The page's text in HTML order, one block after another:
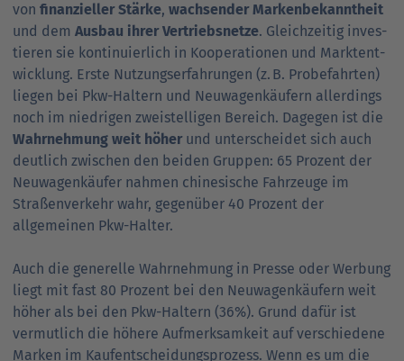
von finan­zieller Stärke, wachsender Marken­bekanntheit
und dem Ausbau ihrer Vertriebs­netze. Gleich­zeitig inves­
tieren sie kontinuierlich in Koopera­tionen und Markt­ent­
wick­lung. Erste Nutzungs­erfahrungen (z. B. Probe­fahrten)
liegen bei Pkw-Haltern und Neu­wagen­käufern allerdings
noch im niedrigen zwei­stelligen Bereich. Dagegen ist die
Wahr­nehmung weit höherund unter­scheidet sich auch
deut­lich zwischen den beiden Gruppen: 65 Prozent der
Neu­wagen­käufer nahmen chinesische Fahr­zeuge im
Straßen­verkehr wahr, gegen­über 40 Pro­zent der
allgemeinen Pkw-Halter.
Auch die generelle Wahr­nehmung in Presse oder Wer­bung
liegt mit fast 80 Prozent bei den Neu­wagen­käufern weit
höher als bei den Pkw-Haltern (36%). Grund dafür ist
vermut­lich die höhere Auf­merk­samkeit auf verschiedene
Mar­ken im Kauf­ent­scheidungs­prozess. Wenn es um die